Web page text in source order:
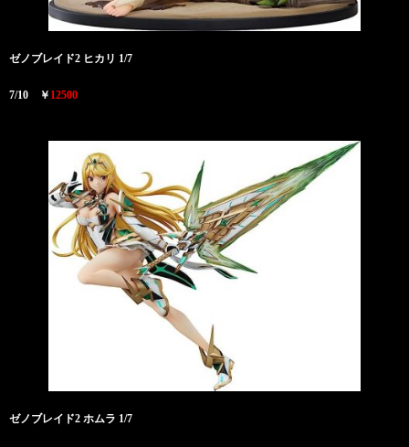
ゼノブレイド2 ヒカリ 1/7
7/10 ￥ 12500
ゼノブレイド2 ホムラ 1/7